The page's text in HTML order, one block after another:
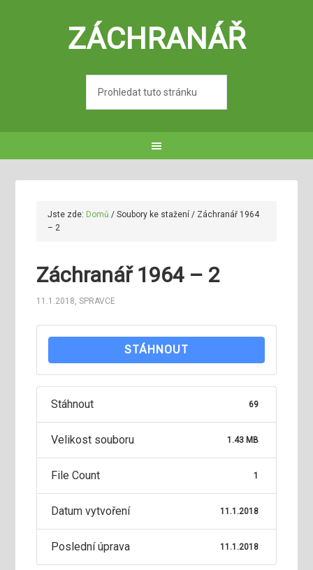
ZÁCHRANÁŘ
Jste zde: Domů / Soubory ke stažení/ Záchranář 1964
– 2
Záchranář 1964 – 2
11.1.2018,SPRAVCE
STÁHNOUT
Stáhnout 69
Velikost souboru 1.43 MB
File Count 1
Datum vytvoření 11.1.2018
Poslední úprava 11.1.2018